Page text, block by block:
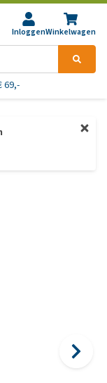
InloggenWinkelwagen
69,-